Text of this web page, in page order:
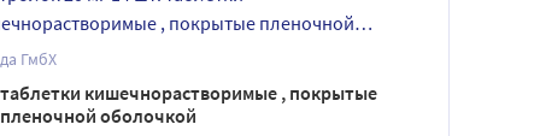
, покрытые пленочной
ГмбХ
таблетки кишечнорастворимые , покрытые
пленочной оболочкой